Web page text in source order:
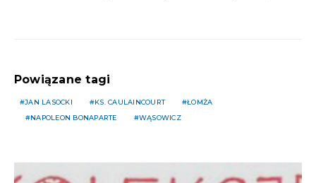
Powiązane tagi
JAN LASOCKI KS. CAULAINCOURT
ŁOMŻA
NAPOLEON BONAPARTE
WĄSOWICZ